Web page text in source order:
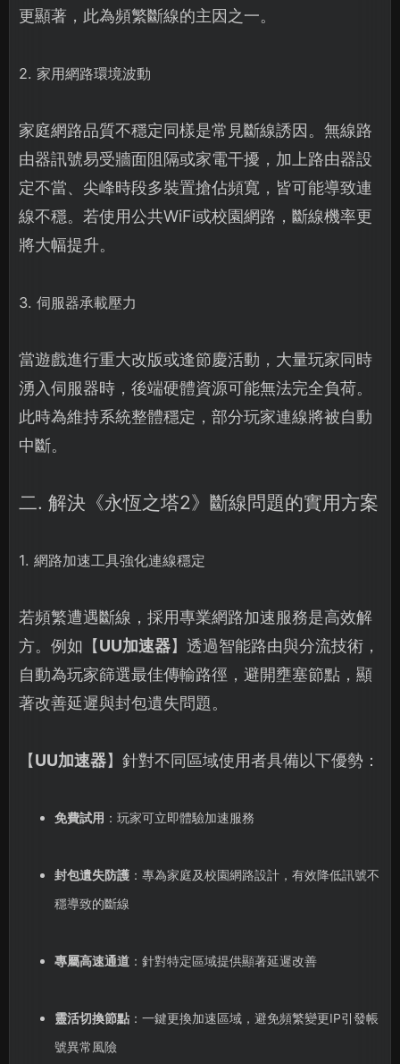
更顯著，此為頻繁斷線的主因之一。
2. 家用網路環境波動
家庭網路品質不穩定同樣是常見斷線誘因。無線路
由器訊號易受牆面阻隔或家電干擾，加上路由器設
定不當、尖峰時段多裝置搶佔頻寬，皆可能導致連
線不穩。若使用公共WiFi或校園網路，斷線機率更
將大幅提升。
3. 伺服器承載壓力
當遊戲進行重大改版或逢節慶活動，大量玩家同時
湧入伺服器時，後端硬體資源可能無法完全負荷。
此時為維持系統整體穩定，部分玩家連線將被自動
中斷。
二. 解決《永恆之塔2》斷線問題的實用方案
1. 網路加速工具強化連線穩定
若頻繁遭遇斷線，採用專業網路加速服務是高效解
方。例如【UU加速器】透過智能路由與分流技術，
自動為玩家篩選最佳傳輸路徑，避開壅塞節點，顯
著改善延遲與封包遺失問題。
【UU加速器】針對不同區域使用者具備以下優勢：
免費試用 ：玩家可立即體驗加速服務
封包遺失防護：專為家庭及校園網路設計，有效降低訊號不
穩導致的斷線
專屬高速通道：針對特定區域提供顯著延遲改善
靈活切換節點：一鍵更換加速區域，避免頻繁變更IP引發帳
號異常風險